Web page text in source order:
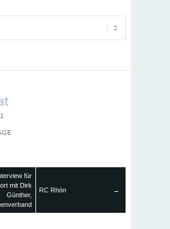
für
mit Dirk
Günther,
RC Rhön →